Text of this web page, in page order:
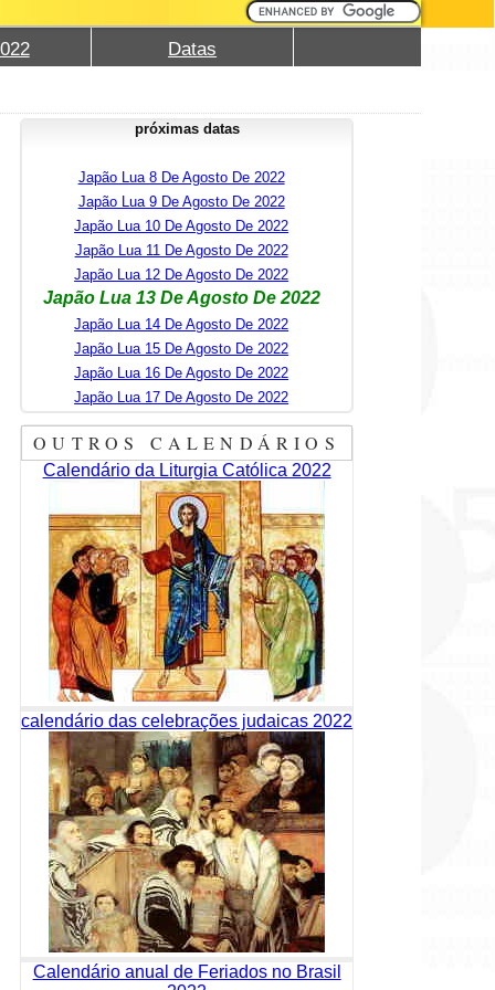
Datas
próximas datas
Japão Lua 8 De Agosto De 2022
Japão Lua 9 De Agosto De 2022
Japão Lua 10 De Agosto De 2022
Japão Lua 11 De Agosto De 2022
Japão Lua 12 De Agosto De 2022
Japão Lua 13 De Agosto De 2022
Japão Lua 14 De Agosto De 2022
Japão Lua 15 De Agosto De 2022
Japão Lua 16 De Agosto De 2022
Japão Lua 17 De Agosto De 2022
OUTROS CALENDÁRIOS
Calendário da Liturgia Católica 2022
calendário das celebrações judaicas 2022
Calendário anual de Feriados no Brasil